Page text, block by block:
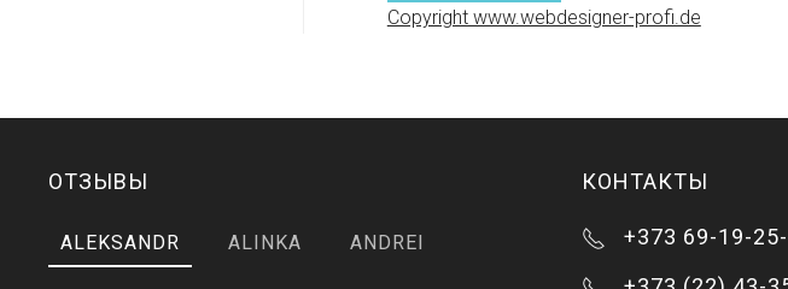
Copyright www.webdesigner-profi.de
ОТЗЫВЫ
ALEKSANDR ALINKA ANDREI
КОНТАКТЫ
+373 69-19-